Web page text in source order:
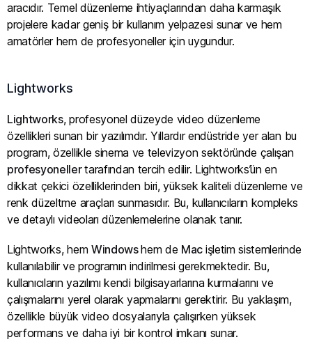
aracıdır. Temel düzenleme ihtiyaçlarından daha karmaşık
projelere kadar geniş bir kullanım yelpazesi sunar ve hem
amatörler hem de profesyoneller için uygundur.
Lightworks
Lightworks, profesyonel düzeyde video düzenleme
özellikleri sunan bir yazılımdır. Yıllardır endüstride yer alan bu
program, özellikle sinema ve televizyon sektöründe çalışan
profesyonellertarafından tercih edilir. Lightworks’ün en
dikkat çekici özelliklerinden biri, yüksek kaliteli düzenleme ve
renk düzeltme araçları sunmasıdır. Bu, kullanıcıların kompleks
ve detaylı videoları düzenlemelerine olanak tanır.
Lightworks, hem Windowshem de Mac işletim sistemlerinde
kullanılabilir ve programın indirilmesi gerekmektedir. Bu,
kullanıcıların yazılımı kendi bilgisayarlarına kurmalarını ve
çalışmalarını yerel olarak yapmalarını gerektirir. Bu yaklaşım,
özellikle büyük video dosyalarıyla çalışırken yüksek
performans ve daha iyi bir kontrol imkanı sunar.